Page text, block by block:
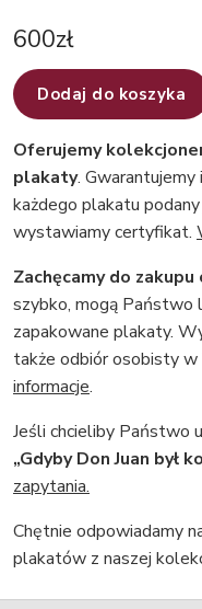
600zł
Dodaj do koszyka
Oferujemy
plakaty.
każdego plakatu
wystawiamy certyfikat.
Zachęcamy do zakupu
szybko, mogą Państwo
zapakowane plakaty.
także odbiór osobisty w
informacje.
Jeśli chcieliby Państwo
„Gdyby Don Juan był
zapytania.
Chętnie odpowiadamy
plakatów z naszej